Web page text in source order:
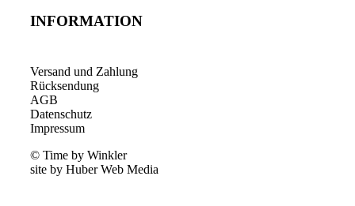
INFORMATION
Versand und Zahlung
Rücksendung
AGB
Datenschutz
Impressum
© Time by Winkler
site by Huber Web Media